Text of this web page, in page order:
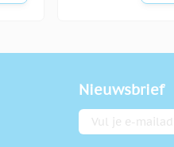
Nieuwsbrief
E-mailadres